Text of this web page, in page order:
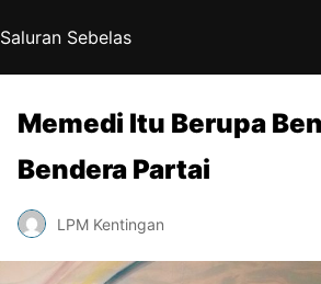
Saluran Sebelas
Memedi Itu Berupa
Bendera Partai
LPM Kentingan